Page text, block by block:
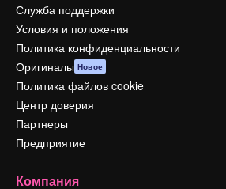
Служба поддержки
Условия и положения
Политика конфиденциальности
Оригиналы Новое
Политика файлов cookie
Центр доверия
Партнеры
Предприятие
Компания